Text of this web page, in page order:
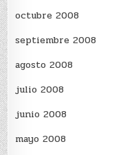
octubre 2008
septiembre 2008
agosto 2008
julio 2008
junio 2008
mayo 2008